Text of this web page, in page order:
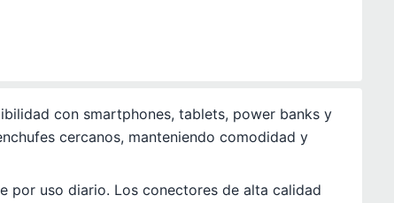
con smartphones, tablets, power banks y
cercanos, manteniendo comodidad y
por uso diario. Los conectores de alta calidad